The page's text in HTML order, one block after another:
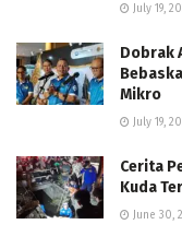
July 19,
Dobrak
Mikro
July 19,
Cerita
Kuda
June 30,